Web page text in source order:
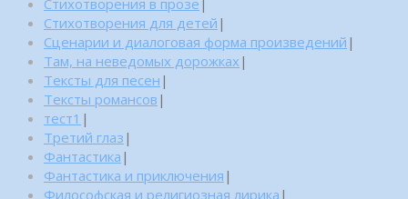
Стихотворения в прозе |
Стихотворения для детей |
Сценарии и диалоговая форма произведений |
Там, на неведомых дорожках |
Тексты для песен |
Тексты романсов |
тест1 |
Третий глаз |
Фантастика |
Фантастика и приключения |
Философская и религиозная лирика |